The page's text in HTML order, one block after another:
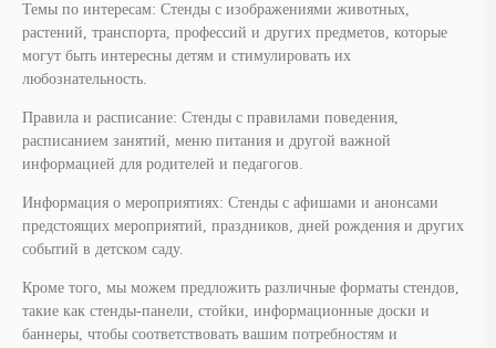
Темы по интересам: Стенды с изображениями животных,
растений, транспорта, профессий и других предметов, которые
могут быть интересны детям и стимулировать их
любознательность.
Правила и расписание: Стенды с правилами поведения,
расписанием занятий, меню питания и другой важной
информацией для родителей и педагогов.
Информация о мероприятиях: Стенды с афишами и анонсами
предстоящих мероприятий, праздников, дней рождения и других
событий в детском саду.
Кроме того, мы можем предложить различные форматы стендов,
такие как стенды-панели, стойки, информационные доски и
баннеры, чтобы соответствовать вашим потребностям и